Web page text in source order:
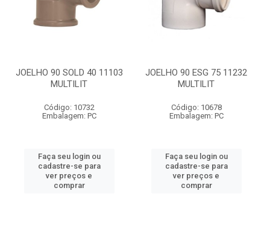
JOELHO 90 SOLD 40 11103
MULTILIT
Código: 10732
Embalagem: PC
Faça seu login ou
cadastre-se para
ver preços e
comprar
JOELHO 90 ESG 75 11232
MULTILIT
Código: 10678
Embalagem: PC
Faça seu login ou
cadastre-se para
ver preços e
comprar